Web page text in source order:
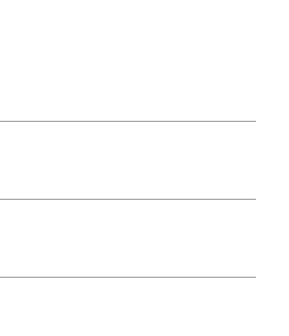
krävande projekt lyckas
för 2025 är nu
i pension efter över 16